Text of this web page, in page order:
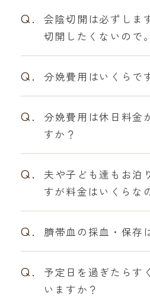
Q.
会陰切開は必ずしま
切開したくないので。
Q. 分娩費用はいくらで
Q.
分娩費用は休日料金
すか？
Q.
夫や子ども達もお泊
すが料金はいくらな
Q. 臍帯血の採血・保存
Q.
予定日を過ぎたらす
いますか？